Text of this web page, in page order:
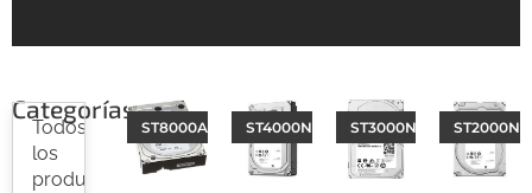
Categorías
Todos
los
productos
ST8000AS0002ST4000NM0045ST3000NM0015